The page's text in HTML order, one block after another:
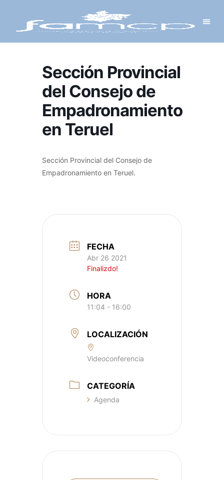
Sección Provincial
del Consejo de
Empadronamiento
en Teruel
Sección Provincial del Consejo de
Empadronamiento en Teruel.
FECHA
Abr 26 2021
Finalizdo!
HORA
11:04 - 16:00
LOCALIZACIÓN
Videoconferencia
CATEGORÍA
Agenda